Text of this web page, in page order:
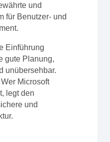
und
für Benutzer- und
Einführung
gute Planung,
unübersehbar.
Microsoft
legt den
und